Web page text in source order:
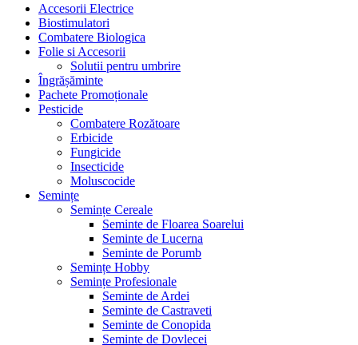
Accesorii Electrice
Biostimulatori
Combatere Biologica
Folie si Accesorii
Solutii pentru umbrire
Îngrășăminte
Pachete Promoționale
Pesticide
Combatere Rozătoare
Erbicide
Fungicide
Insecticide
Moluscocide
Semințe
Semințe Cereale
Seminte de Floarea Soarelui
Seminte de Lucerna
Seminte de Porumb
Semințe Hobby
Semințe Profesionale
Seminte de Ardei
Seminte de Castraveti
Seminte de Conopida
Seminte de Dovlecei